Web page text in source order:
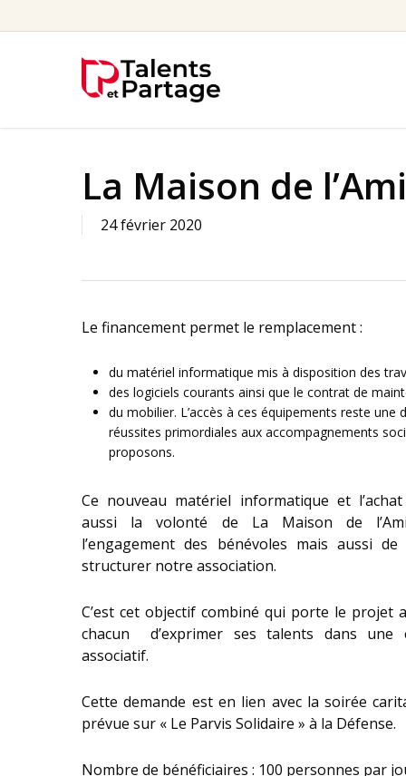
to
La Maison de
24 février 2020
Le financement permet le remplacement :
du matériel informatique mis à disposition des
des logiciels courants ainsi que le contrat de
du mobilier. L’accès à ces équipements reste une
réussites primordiales aux accompagnements
proposons.
Ce nouveau matériel informatique et
aussi la volonté de La Maison de
l’engagement des bénévoles mais aussi
structurer notre association.
C’est cet objectif combiné qui porte le projet
chacun d’exprimer ses talents dans
associatif.
Cette demande est en lien avec la soirée
prévue sur « Le Parvis Solidaire » à la Défense.
Nombre de bénéficiaires : 100 personnes par